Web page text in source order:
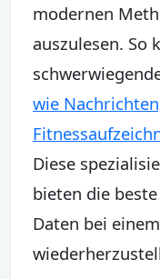
modernen
auszulesen. So
wie
Diese
bieten die
Daten bei